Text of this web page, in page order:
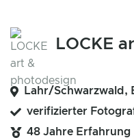
LOCKE
Lahr/Schwarzwald,
verifizierter
48 Jahre Erfahrung